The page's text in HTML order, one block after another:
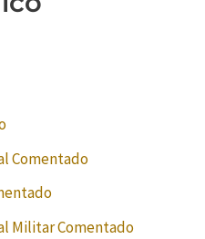
Comentado
Militar Comentado